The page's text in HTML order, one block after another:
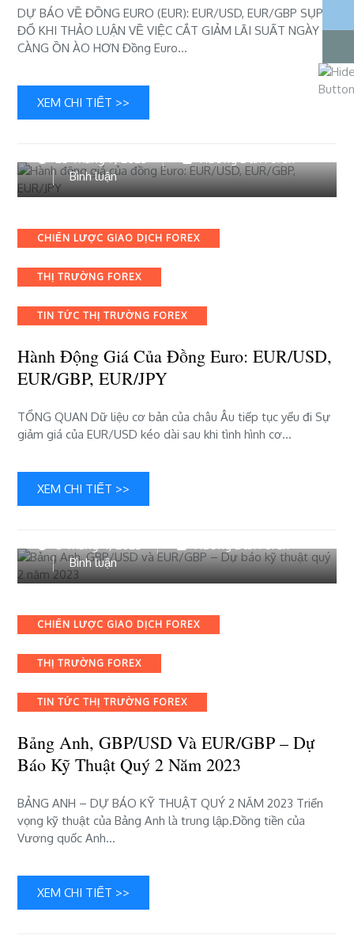
về
việc
cắt
suất
ào
hơn
DỰ BÁO VỀ ĐỒNG EURO (EUR): EUR/USD, EUR/GBP SỤP
ĐỔ KHI THẢO LUẬN VỀ VIỆC CẮT GIẢM LÃI SUẤT NGÀY
CÀNG ỒN ÀO HƠN Đồng Euro…
XEM CHI TIẾT >>
25 Tháng 7, 2023
Hướng Dẫn Forex
Bình luậnbài
viết
động
giá
đồng
EUR/USD,
EUR/JPY
Categories
CHIẾN LƯỢC GIAO DỊCH FOREX
THỊ TRƯỜNG FOREX
TIN TỨC THỊ TRƯỜNG FOREX
Hành Động Giá Của Đồng Euro: EUR/USD,
EUR/GBP, EUR/JPY
TỔNG QUAN Dữ liệu cơ bản của châu Âu tiếp tục yếu đi Sự
giảm giá của EUR/USD kéo dài sau khi tình hình cơ…
XEM CHI TIẾT >>
8 Tháng 4, 2023
Hướng Dẫn Forex
Bình luậnbài
viết
Anh,
GBP/USD
EUR/GBP
Dự
kỹ
thuật
quý
năm
2023
Categories
CHIẾN LƯỢC GIAO DỊCH FOREX
THỊ TRƯỜNG FOREX
TIN TỨC THỊ TRƯỜNG FOREX
Bảng Anh, GBP/USD Và EUR/GBP – Dự
Báo Kỹ Thuật Quý 2 Năm 2023
BẢNG ANH – DỰ BÁO KỸ THUẬT QUÝ 2 NĂM 2023 Triển
vọng kỹ thuật của Bảng Anh là trung lập.Đồng tiền của
Vương quốc Anh…
XEM CHI TIẾT >>